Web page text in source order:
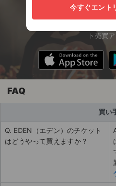
今すぐアプリを無
ト売買
FAQ
買い
Q. EDEN（エデン）のチケット
はどうやって買えますか？
今すぐエント